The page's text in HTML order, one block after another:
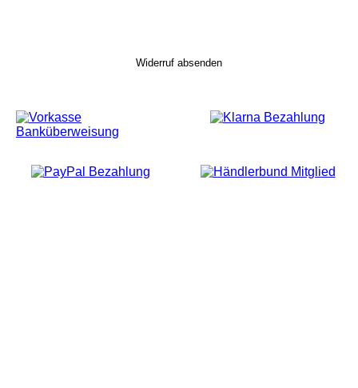
Widerruf absenden